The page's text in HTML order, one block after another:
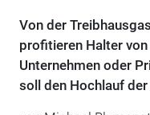
Von der
profitieren Halter
Unternehmen oder
soll den Hochlauf